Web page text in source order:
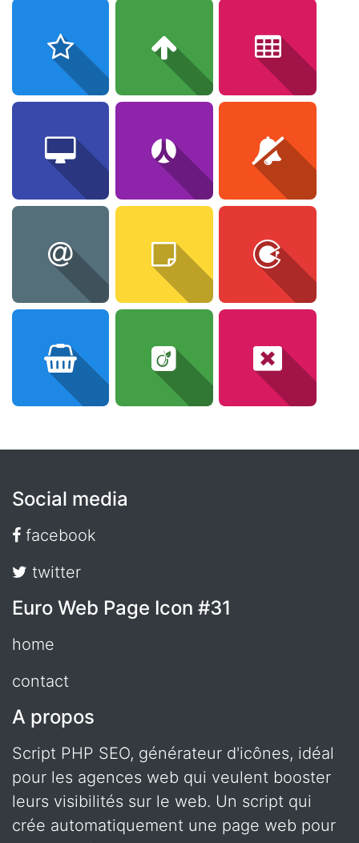
Social media
facebook
twitter
Euro Web Page Icon #31
home
contact
A propos
Script PHP SEO, générateur d'icônes, idéal
pour les agences web qui veulent booster
leurs visibilités sur le web. Un script qui
crée automatiquement une page web pour